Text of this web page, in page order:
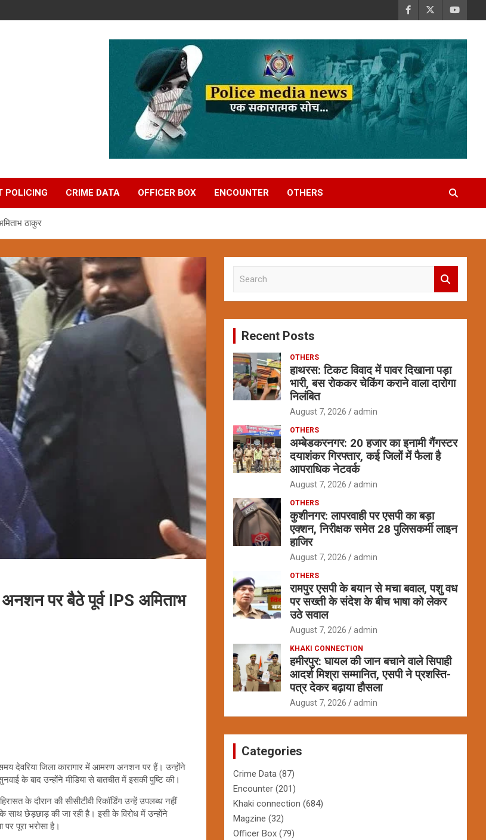
POLICING CRIME DATA OFFICER BOX ENCOUNTER OTHERS
ठाकुर
पर बैठे पूर्व IPS अमिताभ
देवरिया जिला कारागार में आमरण अनशन पर हैं। उन्होंने
के बाद उन्होंने मीडिया से बातचीत में इसकी पुष्टि की।
के दौरान की सीसीटीवी रिकॉर्डिंग उन्हें उपलब्ध नहीं
के साथ छेड़छाड़ की जा रही है। इसी के विरोध में उन्होंने
पूरा भरोसा है।
c
Recent Posts
OTHERS
हाथरस: टिकट विवाद में पावर दिखाना पड़ा
भारी, बस रोककर चेकिंग कराने वाला दारोगा
निलंबित
August 7, 2026 admin
OTHERS
अम्बेडकरनगर: 20 हजार का इनामी गैंगस्टर
दयाशंकर गिरफ्तार, कई जिलों में फैला है
आपराधिक नेटवर्क
August 7, 2026 admin
OTHERS
कुशीनगर: लापरवाही पर एसपी का बड़ा
एक्शन, निरीक्षक समेत 28 पुलिसकर्मी लाइन
हाजिर
August 7, 2026 admin
OTHERS
रामपुर एसपी के बयान से मचा बवाल, पशु वध
पर सख्ती के संदेश के बीच भाषा को लेकर
उठे सवाल
August 7, 2026 admin
KHAKI CONNECTION
हमीरपुर: घायल की जान बचाने वाले सिपाही
आदर्श मिश्रा सम्मानित, एसपी ने प्रशस्ति-
पत्र देकर बढ़ाया हौसला
August 7, 2026 admin
Categories
Crime Data (87)
Encounter (201)
Khaki connection (684)
Magzine (32)
Officer Box (79)